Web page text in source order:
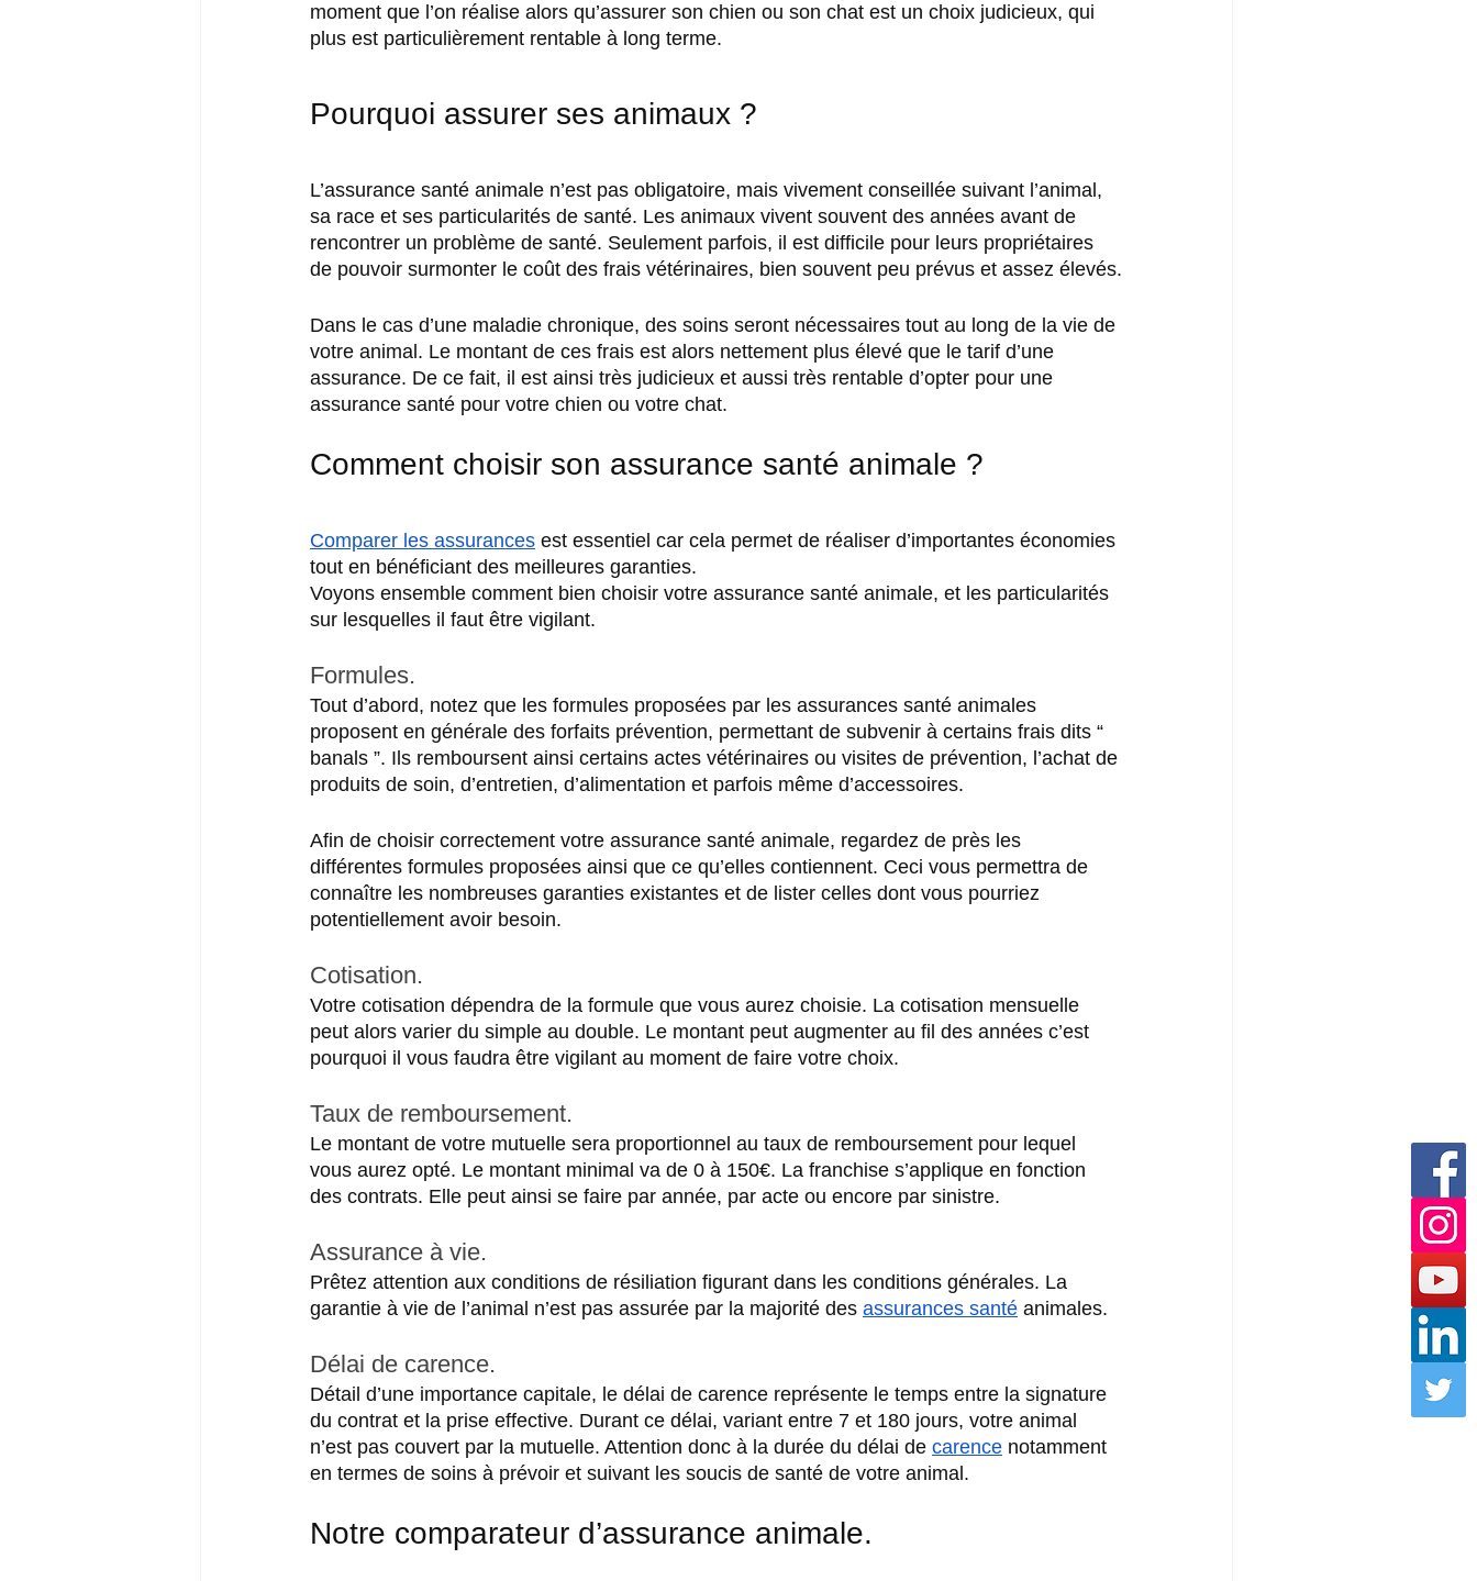
moment que l’on réalise alors qu’assurer son chien ou son chat est un choix judicieux, qui
plus est particulièrement rentable à long terme.
Pourquoi assurer ses animaux ?
L’assurance santé animale n’est pas obligatoire, mais vivement conseillée suivant l’animal,
sa race et ses particularités de santé. Les animaux vivent souvent des années avant de
rencontrer un problème de santé. Seulement parfois, il est difficile pour leurs propriétaires
de pouvoir surmonter le coût des frais vétérinaires, bien souvent peu prévus et assez élevés.
Dans le cas d’une maladie chronique, des soins seront nécessaires tout au long de la vie de
votre animal. Le montant de ces frais est alors nettement plus élevé que le tarif d’une
assurance. De ce fait, il est ainsi très judicieux et aussi très rentable d’opter pour une
assurance santé pour votre chien ou votre chat.
Comment choisir son assurance santé animale ?
Comparer les assurances est essentiel car cela permet de réaliser d’importantes économies
tout en bénéficiant des meilleures garanties.
Voyons ensemble comment bien choisir votre assurance santé animale, et les particularités
sur lesquelles il faut être vigilant.
Formules.
Tout d’abord, notez que les formules proposées par les assurances santé animales
proposent en générale des forfaits prévention, permettant de subvenir à certains frais dits “
banals ”. Ils remboursent ainsi certains actes vétérinaires ou visites de prévention, l’achat de
produits de soin, d’entretien, d’alimentation et parfois même d’accessoires.
Afin de choisir correctement votre assurance santé animale, regardez de près les
différentes formules proposées ainsi que ce qu’elles contiennent. Ceci vous permettra de
connaître les nombreuses garanties existantes et de lister celles dont vous pourriez
potentiellement avoir besoin.
Cotisation.
Votre cotisation dépendra de la formule que vous aurez choisie. La cotisation mensuelle
peut alors varier du simple au double. Le montant peut augmenter au fil des années c’est
pourquoi il vous faudra être vigilant au moment de faire votre choix.
Taux de remboursement.
Le montant de votre mutuelle sera proportionnel au taux de remboursement pour lequel
vous aurez opté. Le montant minimal va de 0 à 150€. La franchise s’applique en fonction
des contrats. Elle peut ainsi se faire par année, par acte ou encore par sinistre.
Assurance à vie.
Prêtez attention aux conditions de résiliation figurant dans les conditions générales. La
garantie à vie de l’animal n’est pas assurée par la majorité des assurances santé animales.
Délai de carence.
Détail d’une importance capitale, le délai de carence représente le temps entre la signature
du contrat et la prise effective. Durant ce délai, variant entre 7 et 180 jours, votre animal
n’est pas couvert par la mutuelle. Attention donc à la durée du délai de carence notamment
en termes de soins à prévoir et suivant les soucis de santé de votre animal.
Notre comparateur d’assurance animale.